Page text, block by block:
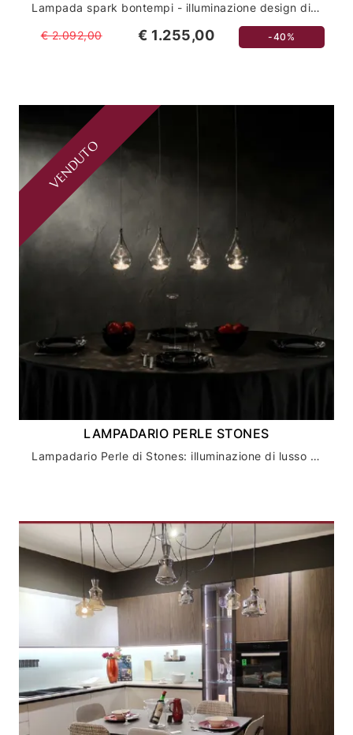
Lampada spark bontempi - illuminazione design di alta qualità
€ 2.092,00 € 1.255,00 -40%
LAMPADARIO PERLE STONES
Lampadario Perle di Stones: illuminazione di lusso per un ambiente raffinato
VENDUTO